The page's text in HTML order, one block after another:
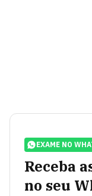
EXAME NO
Receba
no seu